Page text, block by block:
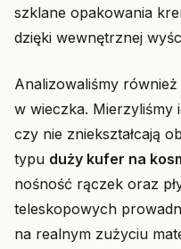
szklane opakowania
dzięki wewnętrznej
Analizowaliśmy
w wieczka. Mierzyliśmy
czy nie zniekształcają
typu duży kufer na
nośność rączek oraz
teleskopowych
na realnym zużyciu